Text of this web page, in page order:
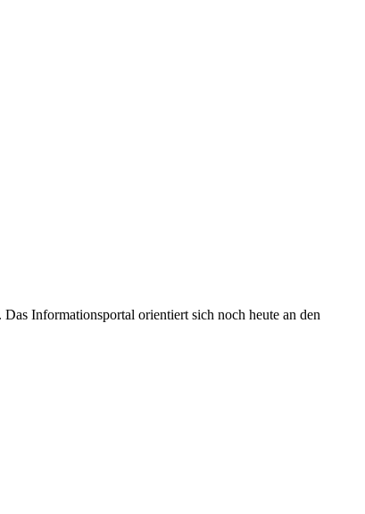
Informationsportal orientiert sich noch heute an den